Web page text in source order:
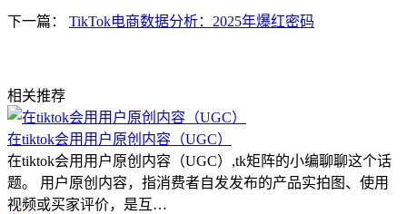
下一篇： TikTok电商数据分析：2025年爆红密码
相关推荐
在tiktok会用用户原创内容（UGC）
在tiktok会用用户原创内容（UGC）,tk矩阵的小编聊聊这个话
题。 用户原创内容，指消费者自发发布的产品实拍图、使用
视频或买家评价，是互…